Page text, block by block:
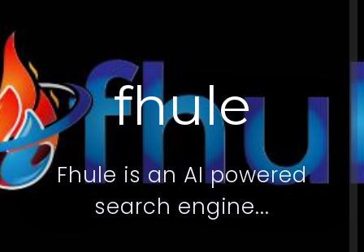
fhule
Fhule is an AI powered
search engine...